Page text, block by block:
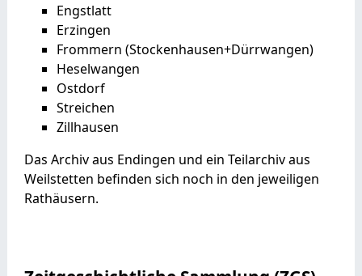
Engstlatt
Erzingen
Frommern (Stockenhausen+Dürrwangen)
Heselwangen
Ostdorf
Streichen
Zillhausen
Das Archiv aus Endingen und ein Teilarchiv aus
Weilstetten befinden sich noch in den jeweiligen
Rathäusern.